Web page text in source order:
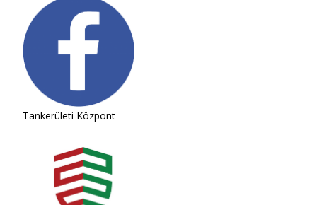
Tankerületi Központ